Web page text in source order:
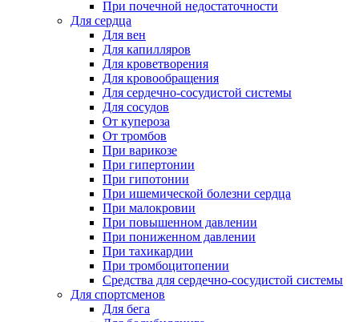
При почечной недостаточности
Для сердца
Для вен
Для капилляров
Для кроветворения
Для кровообращения
Для сердечно-сосудистой системы
Для сосудов
От купероза
От тромбов
При варикозе
При гипертонии
При гипотонии
При ишемической болезни сердца
При малокровии
При повышенном давлении
При пониженном давлении
При тахикардии
При тромбоцитопении
Средства для сердечно-сосудистой системы
Для спортсменов
Для бега